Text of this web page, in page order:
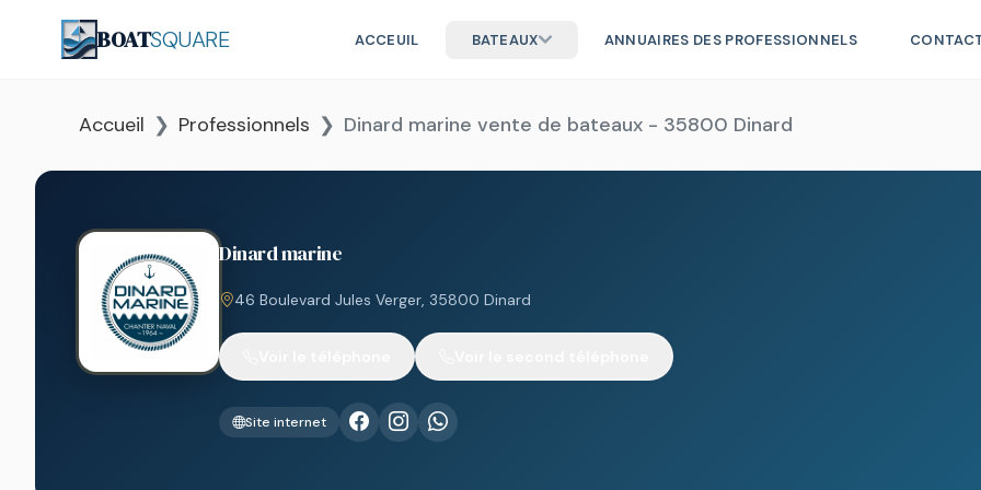
BOATSQUARE ACCEUIL BATEAUX ANNUAIRES DES PROFESSIONNELS
Accueil Professionnels Dinard marine vente de bateaux - 35800 Dinard
Dinard marine
46 Boulevard Jules Verger, 35800 Dinard
Site internet